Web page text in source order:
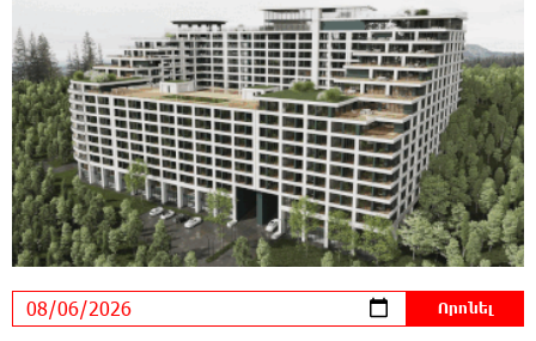
12:14:06 6-08-2026
Ամեն ընտրություններից հետո իշխանական
պատգամավորների թիվը փոքրանում է,
գնալով ավելի է փոքրանալու. Նարեկ Կարապետյան
12:04:12 6-08-2026
Սամվել Կարապետյանի տեսլականը
համոզեց ինձ վերադառնալ
քաղաքականություն․ Արամ Վարդևանյան